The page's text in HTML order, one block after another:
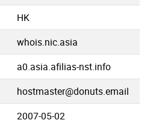
HK
whois.nic.asia
a0.asia.afilias-nst.info
hostmaster@donuts.email
2007-05-02